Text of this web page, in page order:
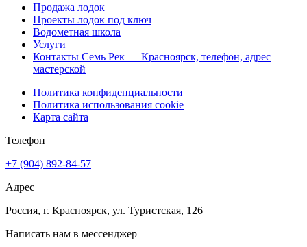
Продажа лодок
Проекты лодок под ключ
Водометная школа
Услуги
Контакты Семь Рек — Красноярск, телефон, адрес
мастерской
Политика конфиденциальности
Политика использования cookie
Карта сайта
Телефон
+7 (904) 892-84-57
Адрес
Россия, г. Красноярск, ул. Туристская, 126
Написать нам в мессенджер